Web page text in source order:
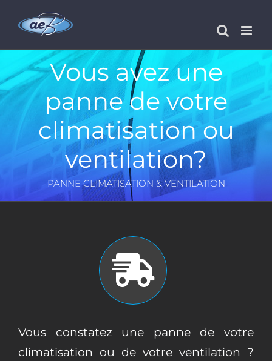
contenu
Vous avez une
panne de votre
climatisation ou
ventilation?
PANNE CLIMATISATION & VENTILATION
Vous constatez une panne de votre
climatisation ou de votre ventilation ?